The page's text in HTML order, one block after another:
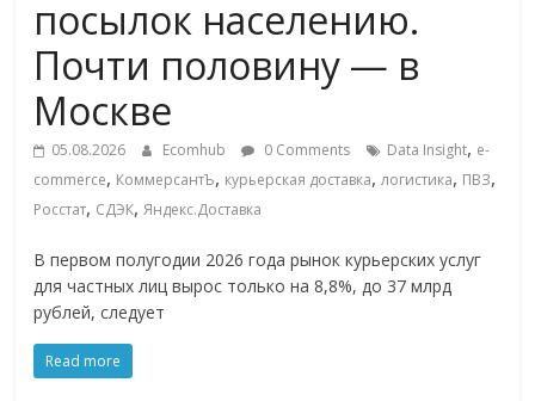
ритейле,
логистике,
технологиях,
соцсетях
Портал
об
онлайн-
торговле,
посылок населению.
Почти половину — в
Москве
05.08.2026 Ecomhub 0 Comments Data Insight, e-
commerce, КоммерсантЪ, курьерская доставка,логистика, ПВЗ,
Росстат, СДЭК,Яндекс.Доставка
В первом полугодии 2026 года рынок курьерских услуг
для частных лиц вырос только на 8,8%, до 37 млрд
рублей, следует
Read more